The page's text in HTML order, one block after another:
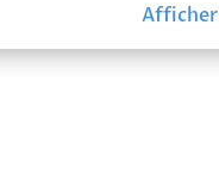
Afficher